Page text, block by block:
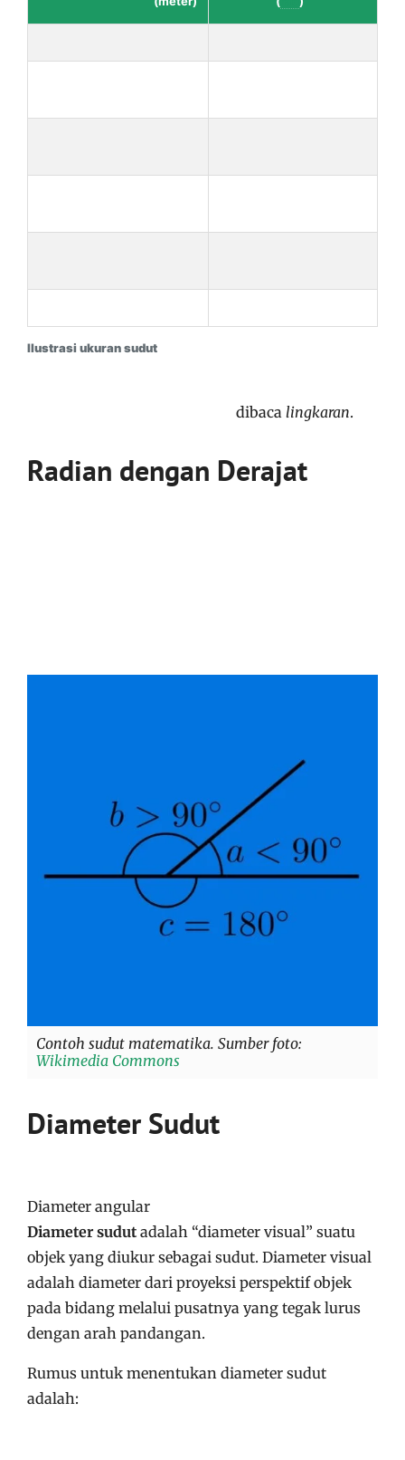
Ilustrasi ukuran sudut
dibaca lingkaran.
Radian dengan Derajat
Contoh sudut matematika. Sumber foto:
Wikimedia Commons
Diameter Sudut
Diameter angular
Diameter sudut adalah “diameter visual” suatu
objek yang diukur sebagai sudut. Diameter visual
adalah diameter dari proyeksi perspektif objek
pada bidang melalui pusatnya yang tegak lurus
dengan arah pandangan.
Rumus untuk menentukan diameter sudut
adalah: